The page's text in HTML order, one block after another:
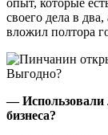
опыт, которые
своего дела в
вложил полтора
— Использовали
бизнеса?